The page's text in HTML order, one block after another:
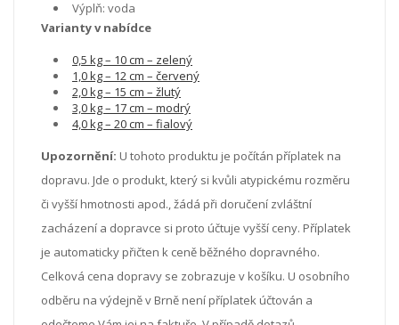
Výplň: voda
Varianty v nabídce
0,5 kg – 10 cm – zelený
1,0 kg – 12 cm – červený
2,0 kg – 15 cm – žlutý
3,0 kg – 17 cm – modrý
4,0 kg – 20 cm – fialový
Upozornění: U tohoto produktu je počítán příplatek na
dopravu. Jde o produkt, který si kvůli atypickému rozměru
či vyšší hmotnosti apod., žádá při doručení zvláštní
zacházení a dopravce si proto účtuje vyšší ceny. Příplatek
je automaticky přičten k ceně běžného dopravného.
Celková cena dopravy se zobrazuje v košíku. U osobního
odběru na výdejně v Brně není příplatek účtován a